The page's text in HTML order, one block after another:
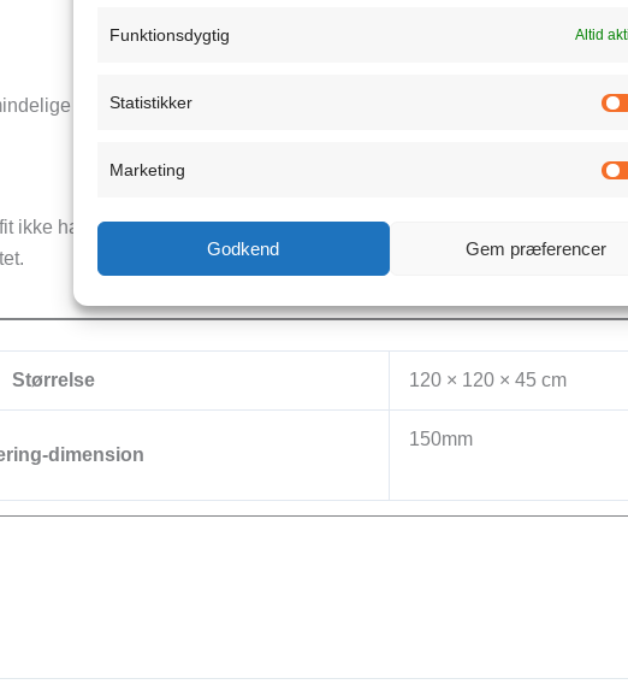
Funktionsdygtig Altid
Statistikker
Marketing
Godkend Gem præferencer
boliger og nogle kommercielle bygninger med moderat
ikke har de samme fordele som grafitisolering, har den stadig gode
Størrelse 120 × 120 × 45 cm
dimension
150mm